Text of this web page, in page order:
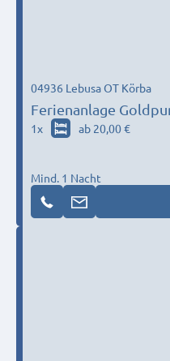
Ferienanlage
04936 Lebusa OT Körba
1x ab 20,00 €
Mind. 1 Nacht